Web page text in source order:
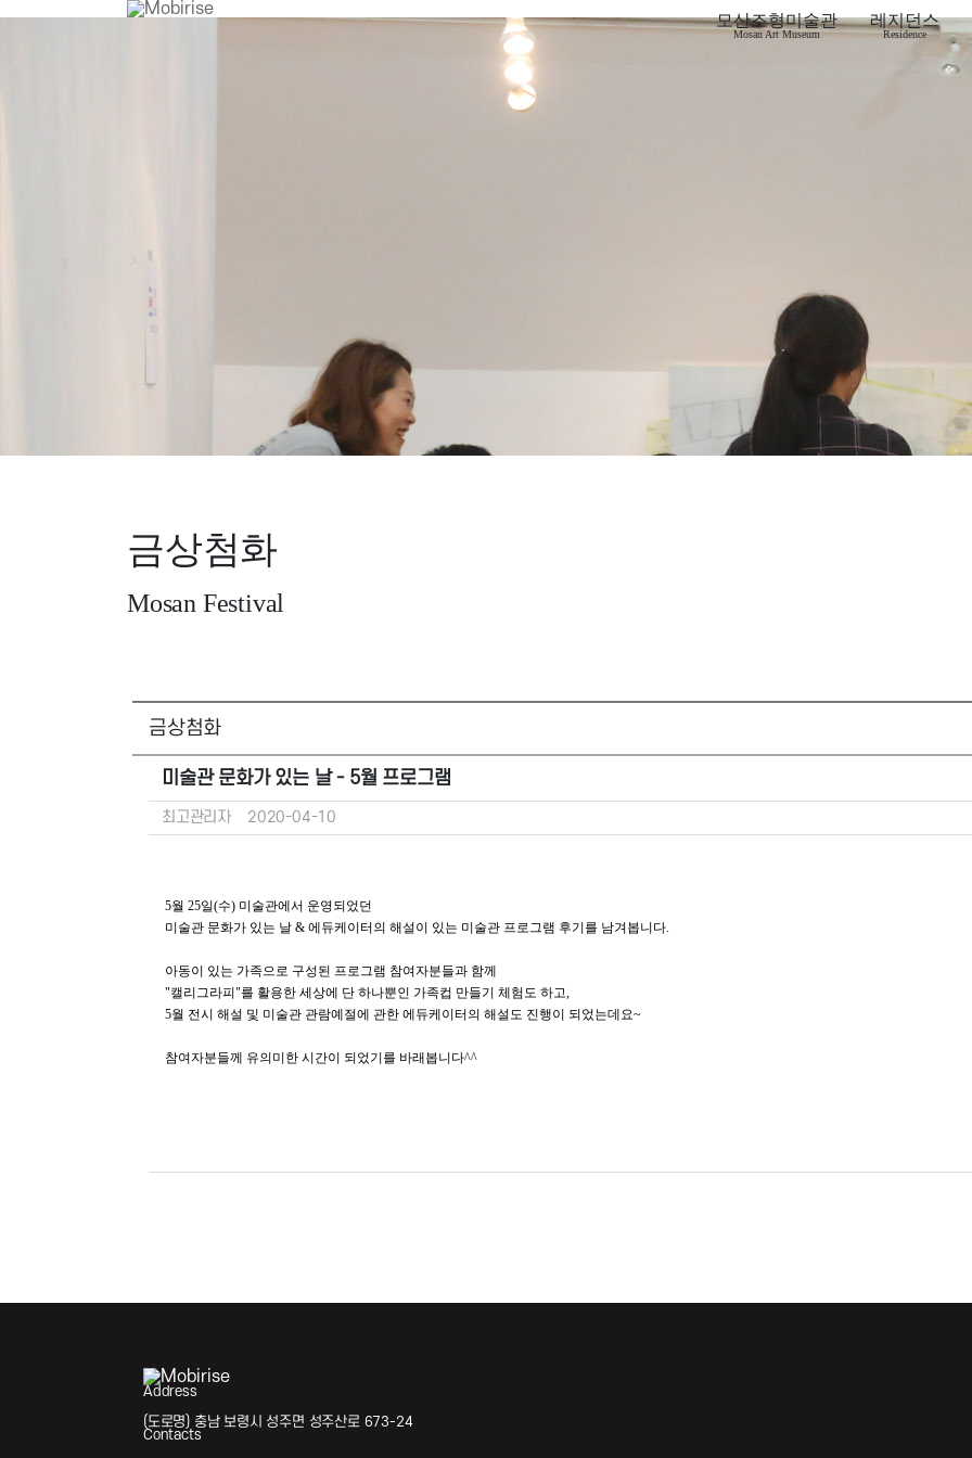
모산조형미술관
Mosan Art Museum
레지던스
Residence
금상첨화
Mosan Festival
금상첨화
미술관 문화가 있는 날 - 5월 프로그램
최고관리자 2020-04-10
5월 25일(수) 미술관에서 운영되었던
미술관 문화가 있는 날 & 에듀케이터의 해설이 있는 미술관 프로그램 후기를 남겨봅니다.
아동이 있는 가족으로 구성된 프로그램 참여자분들과 함께
"캘리그라피"를 활용한 세상에 단 하나뿐인 가족컵 만들기 체험도 하고,
5월 전시 해설 및 미술관 관람예절에 관한 에듀케이터의 해설도 진행이 되었는데요~
참여자분들께 유의미한 시간이 되었기를 바래봅니다^^
Address
(도로명) 충남 보령시 성주면 성주산로 673-24
Contacts